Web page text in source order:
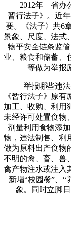
2012年，省办公
暂行法子》。近
要。《法子》共6
景象、尺度、法式
物平安全链条监
业、粮食和储蓄、
等做为举报
举报哪些违法
《暂行法子》原有
加工、收购、利用
未经许可处置食物
剂量利用食物添
物，违法制售、利
做为原料出产食物
不明的禽、畜、兽
禽产物注水或注入
新增“校园餐”、“
象。同时立脚